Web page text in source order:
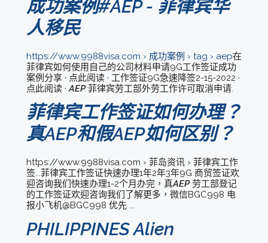
成功案例#AEP - 菲律宾华
人移民
https://www.9988visa.com › 成功案例 › tag › aep在
菲律宾如何使用自己的公司材料申请9G工作签证成功
案例分享 · 点此阅读 · 工作签证9G急速降签2-15-2022 ·
点此阅读 ·AEP菲律宾劳工部外劳工作许可取消申请.
菲律宾工作签证如何办理？
真AEP和假AEP如何区别？
https://www.9988visa.com › 菲岛资讯 › 菲律宾工作
签...菲律宾工作签证快速办理1年2年3年9G 商贸签证欢
迎咨询我们快速办理1-2个月办完，真AEP劳工部登记
的工作签证欢迎咨询我们了解更多，微信BGC998 电
报小飞机@BGC998 优先 ...
PHILIPPINES Alien